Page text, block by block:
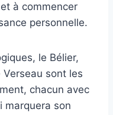
à commencer
personnelle.
le Bélier,
sont les
chacun avec
marquera son